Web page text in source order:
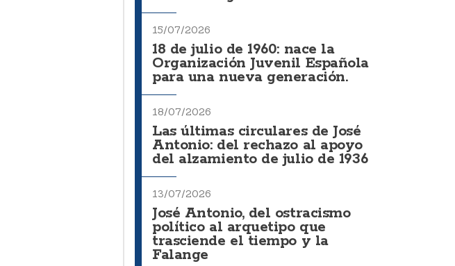
15/07/2026
18 de julio de 1960: nace la
Organización Juvenil Española
para una nueva generación.
18/07/2026
Las últimas circulares de José
Antonio: del rechazo al apoyo
del alzamiento de julio de 1936
13/07/2026
José Antonio, del ostracismo
político al arquetipo que
trasciende el tiempo y la
Falange